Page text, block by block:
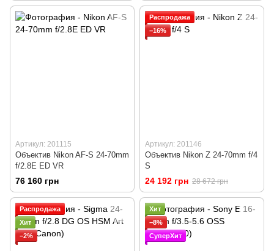
Артикул: 201115
Объектив Nikon AF-S 24-70mm
f/2.8E ED VR
76 160 грн
Распродажа
−16%
Артикул: 201146
Объектив Nikon Z 24-70mm f/4
S
24 192 грн 28 672 грн
Распродажа
Хит
−2%
Хит
−8%
СуперХит